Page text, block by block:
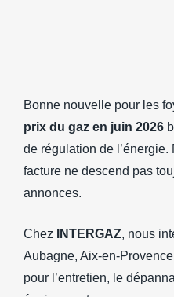
Bonne nouvelle pour les
prix du gaz en juin 2026
de régulation de
facture ne descend pas
annonces.
Chez INTERGAZ, nous
Aubagne, Aix-en-
pour l’entretien, le